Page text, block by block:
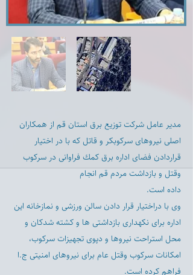
مدير عامل شركت توزيع برق استان قم از همكاران
اصلى نيروهاى سركوبكر و قاتل كه با در اختيار
قراردادن فضاى اداره برق كمك فراوانى در سركوب
وقتل و بازداشت مردم قم انجام
داده است.
وى با دراختيار قرار دادن سالن ورزشى و نمازخانه این
اداره برای نكهدارى بازداشتى ها و كشته شدكان و
محل استراحت نيروها و دپوی تجهيزات سرکوب،
امكانات سركوب وقتل عام براى نيروهاى امنيتى ج.ا
فراهم كرده است.